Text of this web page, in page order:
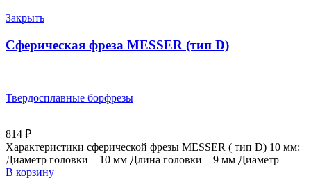
Закрыть
Сферическая фреза MESSER (тип D)
Твердосплавные борфрезы
814 ₽
Характеристики сферической фрезы MESSER ( тип D) 10 мм:
Диаметр головки – 10 мм Длина головки – 9 мм Диаметр
В корзину